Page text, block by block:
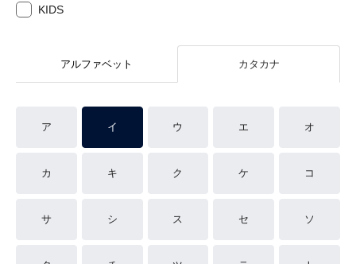
KIDS
アルファベット カタカナ
ア イ ウ エ オ
カ キ ク ケ コ
サ シ ス セ ソ